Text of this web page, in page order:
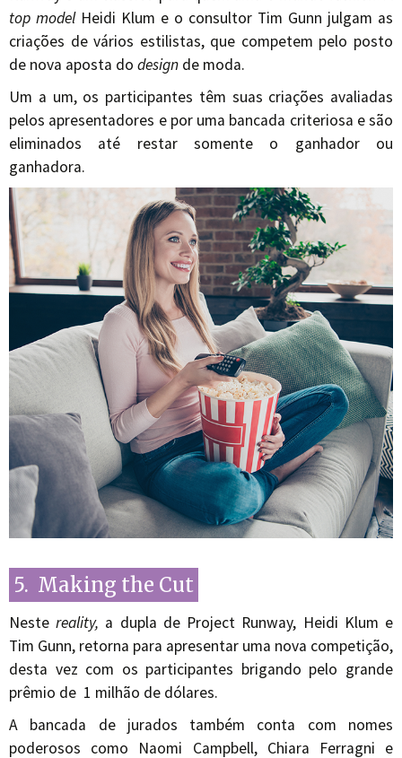
top modelHeidi Klum e o consultor Tim Gunn julgam as
criações de vários estilistas, que competem pelo posto
de nova aposta do design de moda.
Um a um, os participantes têm suas criações avaliadas
pelos apresentadores e por uma bancada criteriosa e são
eliminados até restar somente o ganhador ou
ganhadora.
5. Making the Cut
Nestereality, a dupla de Project Runway, Heidi Klum e
Tim Gunn, retorna para apresentar uma nova competição,
desta vez com os participantes brigando pelo grande
prêmio de 1 milhão de dólares.
A bancada de jurados também conta com nomes
poderosos como Naomi Campbell, Chiara Ferragni e